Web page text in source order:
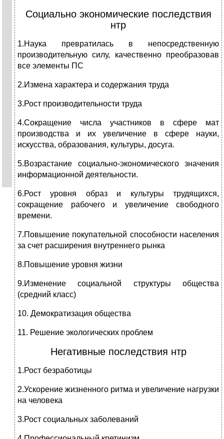
Социально экономические последствия
нтр
1.Наука превратилась в непосредственную
производительную силу, качественно преобразовав
все элементы ПС
2.Измена характера и содержания труда
3.Рост производительности труда
4.Сокращение числа участников в сфере мат
производства и их увеличение в сфере науки,
искусства, образования, культуры, досуга.
5.Возрастание социально-экономического значения
информационной деятельности.
6.Рост уровня образ и культуры трудящихся,
сокращение рабочего и увеличение свободного
времени.
7.Повышение покупательной способности населения
за счет расширения внутреннего рынка
8.Повышение уровня жизни
9.Изменение социальной структуры общества
(средний класс)
10. Демократизация общества
11. Решение экологических проблем
Негативные последствия нтр
1.Рост безработицы
2.Ускорение жизненного ритма и увеличение нагрузки
на человека
3.Рост социальных заболеваний